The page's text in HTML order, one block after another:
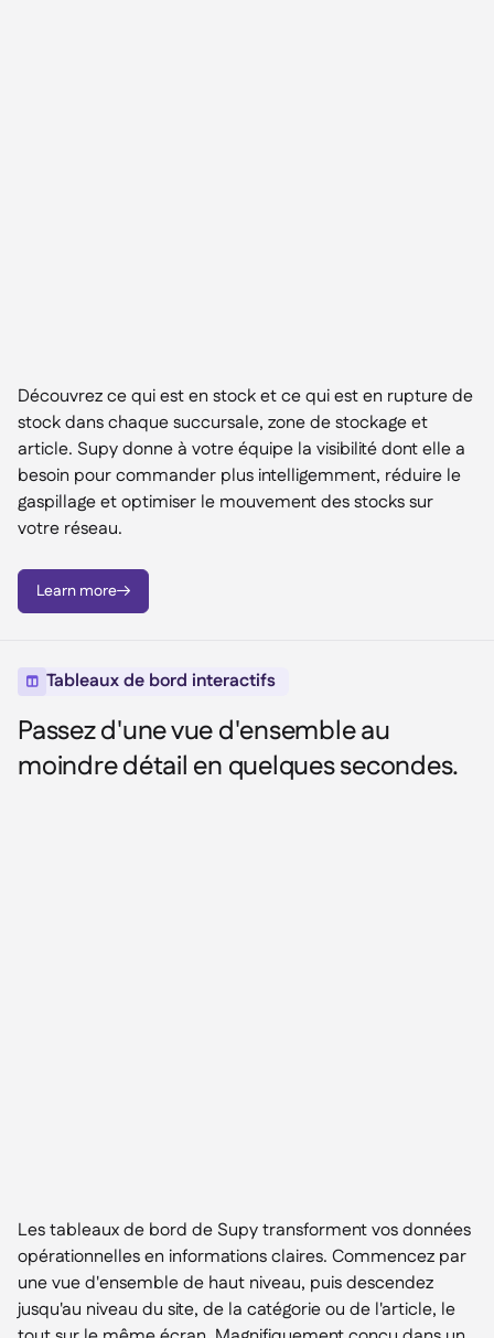
Découvrez ce qui est en stock et ce qui est en rupture de
stock dans chaque succursale, zone de stockage et
article. Supy donne à votre équipe la visibilité dont elle a
besoin pour commander plus intelligemment, réduire le
gaspillage et optimiser le mouvement des stocks sur
votre réseau.
Learn more
 Tableaux de bord interactifs
Passez d'une vue d'ensemble au
moindre détail en quelques secondes.
Les tableaux de bord de Supy transforment vos données
opérationnelles en informations claires. Commencez par
une vue d'ensemble de haut niveau, puis descendez
jusqu'au niveau du site, de la catégorie ou de l'article, le